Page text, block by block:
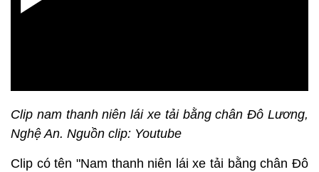
Clip nam thanh niên lái xe tải bằng chân Đô Lương,
Nghệ An. Nguồn clip: Youtube
Clip có tên "Nam thanh niên lái xe tải bằng chân Đô